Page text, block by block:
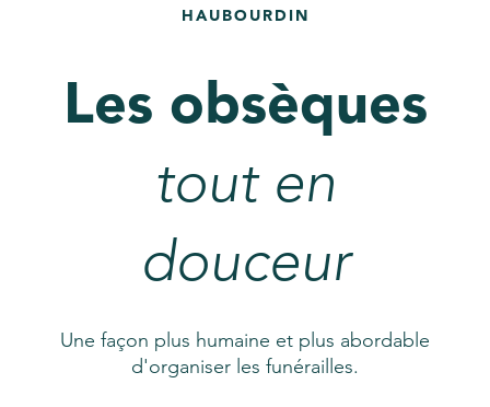
HAUBOURDIN
Les obsèques
tout en
douceur
Une façon plus humaine et plus abordable
d'organiser les funérailles.